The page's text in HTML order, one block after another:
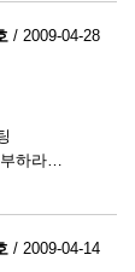
/ 2009-04-28
하라
/ 2009-04-14